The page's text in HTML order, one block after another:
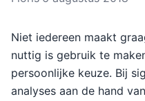
Niet iedereen maakt
nuttig is gebruik te
persoonlijke keuze. Bij
analyses aan de hand